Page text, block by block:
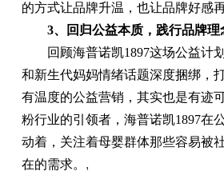
的方式让品牌升温，也让品牌好感
3、回归公益本质，践行品牌理
回顾海普诺凯1897这场公益计
和新生代妈妈情绪话题深度捆绑，
有温度的公益营销，其实也是有迹
粉行业的引领者，海普诺凯1897在
动着，关注着母婴群体那些容易被
在的需求。 ,